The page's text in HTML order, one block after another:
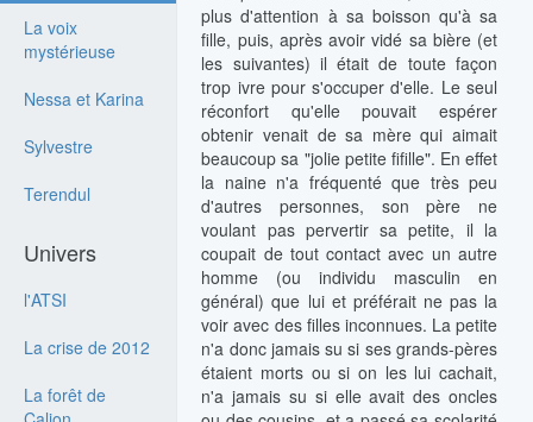
La voix
mystérieuse
Nessa et Karina
Sylvestre
Terendul
Univers
l'ATSI
La crise de 2012
La forêt de
plus d'attention à sa boisson qu'à sa
fille, puis, après avoir vidé sa bière (et
les suivantes) il était de toute façon
trop ivre pour s'occuper d'elle. Le seul
réconfort qu'elle pouvait espérer
obtenir venait de sa mère qui aimait
beaucoup sa "jolie petite fifille". En effet
la naine n'a fréquenté que très peu
d'autres personnes, son père ne
voulant pas pervertir sa petite, il la
coupait de tout contact avec un autre
homme (ou individu masculin en
général) que lui et préférait ne pas la
voir avec des filles inconnues. La petite
n'a donc jamais su si ses grands-pères
étaient morts ou si on les lui cachait,
n'a jamais su si elle avait des oncles